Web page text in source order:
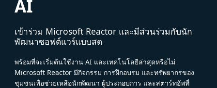
AI
เข้าร่วม Microsoft Reactor และมีส่วนร่วมกับนัก
พัฒนาซอฟต์แวร์แบบสด
พร้อมที่จะเริ่มต้นใช้งาน AI และเทคโนโลยีล่าสุดหรือไม่
Microsoft Reactor มีกิจกรรม การฝึกอบรม และทรัพยากรของ
ชุมชนเพื่อช่วยเหลือนักพัฒนา ผู้ประกอบการ และสตาร์ทอัพที่